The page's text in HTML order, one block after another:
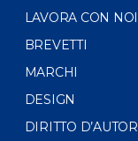
LAVORA CON NOI
BREVETTI
MARCHI
DESIGN
DIRITTO